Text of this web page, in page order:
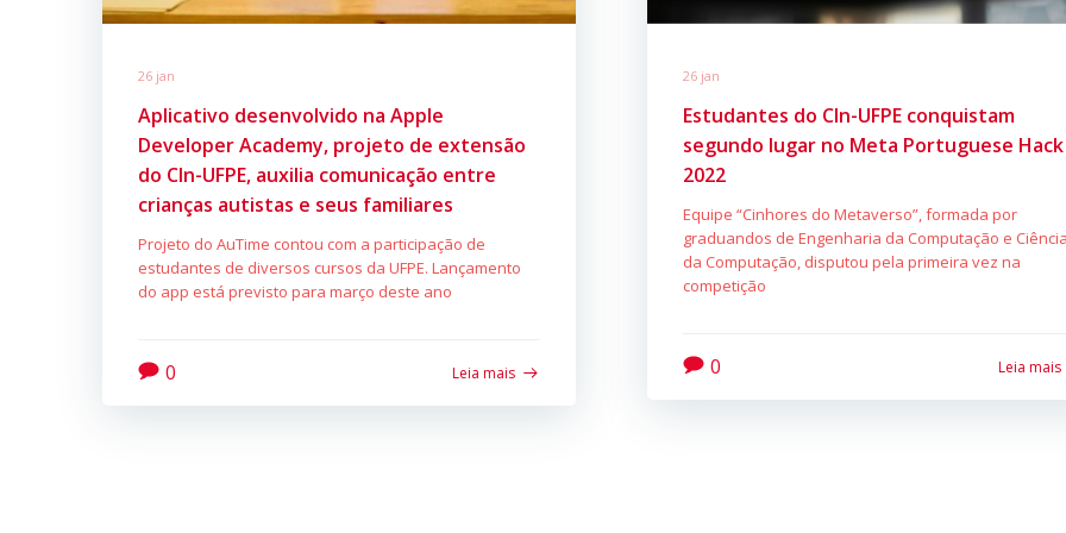
26 jan
Aplicativo desenvolvido na Apple
Developer Academy, projeto de extensão
do CIn-UFPE, auxilia comunicação entre
crianças autistas e seus familiares
Projeto do AuTime contou com a participação de
estudantes de diversos cursos da UFPE. Lançamento
do app está previsto para março deste ano
0 Leia mais
26 jan
Estudantes do CIn-UFPE conquistam
segundo lugar no Meta Portuguese Hack
2022
Equipe “Cinhores do Metaverso”, formada por
graduandos de Engenharia da Computação e
da Computação, disputou pela primeira vez na
competição
0 Leia mais